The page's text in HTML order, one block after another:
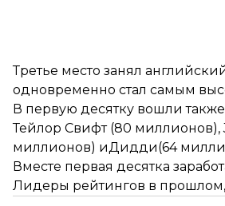
Третье место занял
одновременно стал самым
В первую десятку вошли
Тейлор Свифт (80 миллионов),
миллионов) иДидди(64
Вместе первая десятка
Лидеры рейтингов в прошлом,